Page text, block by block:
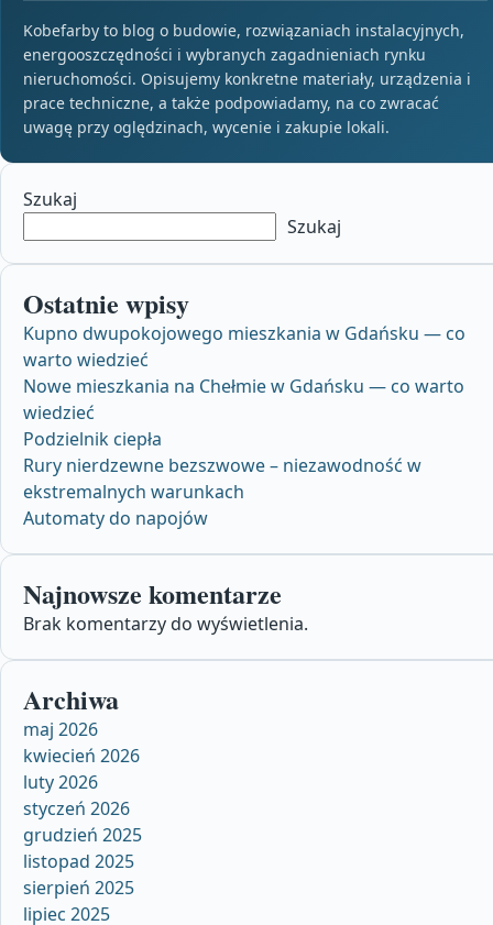
Kobefarby to blog o budowie, rozwiązaniach instalacyjnych,
energooszczędności i wybranych zagadnieniach rynku
nieruchomości. Opisujemy konkretne materiały, urządzenia i
prace techniczne, a także podpowiadamy, na co zwracać
uwagę przy oględzinach, wycenie i zakupie lokali.
Szukaj
Szukaj
Ostatnie wpisy
Kupno dwupokojowego mieszkania w Gdańsku — co
warto wiedzieć
Nowe mieszkania na Chełmie w Gdańsku — co warto
wiedzieć
Podzielnik ciepła
Rury nierdzewne bezszwowe – niezawodność w
ekstremalnych warunkach
Automaty do napojów
Najnowsze komentarze
Brak komentarzy do wyświetlenia.
Archiwa
maj 2026
kwiecień 2026
luty 2026
styczeń 2026
grudzień 2025
listopad 2025
sierpień 2025
lipiec 2025